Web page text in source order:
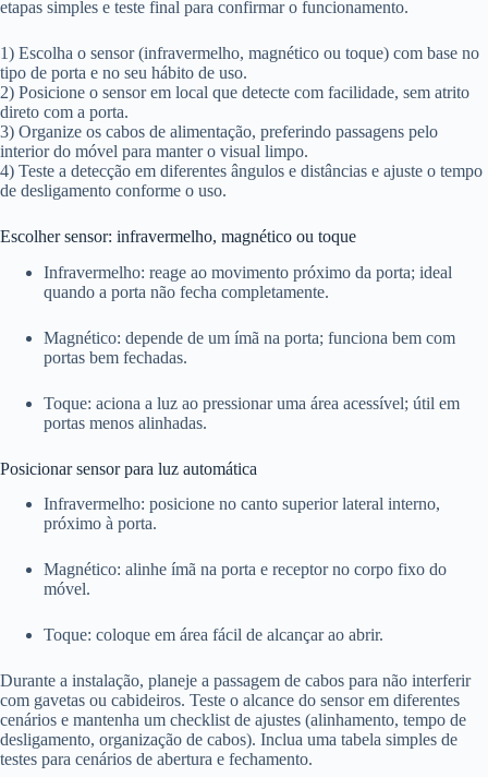
etapas simples e teste final para confirmar o funcionamento.
1) Escolha o sensor (infravermelho, magnético ou toque) com base no
tipo de porta e no seu hábito de uso.
2) Posicione o sensor em local que detecte com facilidade, sem atrito
direto com a porta.
3) Organize os cabos de alimentação, preferindo passagens pelo
interior do móvel para manter o visual limpo.
4) Teste a detecção em diferentes ângulos e distâncias e ajuste o tempo
de desligamento conforme o uso.
Escolher sensor: infravermelho, magnético ou toque
Infravermelho: reage ao movimento próximo da porta; ideal
quando a porta não fecha completamente.
Magnético: depende de um ímã na porta; funciona bem com
portas bem fechadas.
Toque: aciona a luz ao pressionar uma área acessível; útil em
portas menos alinhadas.
Posicionar sensor para luz automática
Infravermelho: posicione no canto superior lateral interno,
próximo à porta.
Magnético: alinhe ímã na porta e receptor no corpo fixo do
móvel.
Toque: coloque em área fácil de alcançar ao abrir.
Durante a instalação, planeje a passagem de cabos para não interferir
com gavetas ou cabideiros. Teste o alcance do sensor em diferentes
cenários e mantenha um checklist de ajustes (alinhamento, tempo de
desligamento, organização de cabos). Inclua uma tabela simples de
testes para cenários de abertura e fechamento.